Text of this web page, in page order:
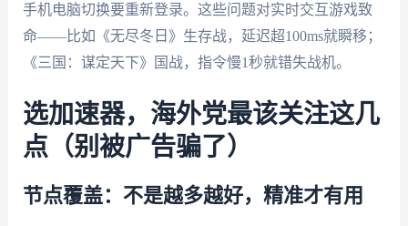
手机电脑切换要重新登录。这些问题对实时交互游戏致
命——比如《无尽冬日》生存战，延迟超100ms就瞬移；
《三国：谋定天下》国战，指令慢1秒就错失战机。
选加速器，海外党最该关注这几
点（别被广告骗了）
节点覆盖：不是越多越好，精准才有用